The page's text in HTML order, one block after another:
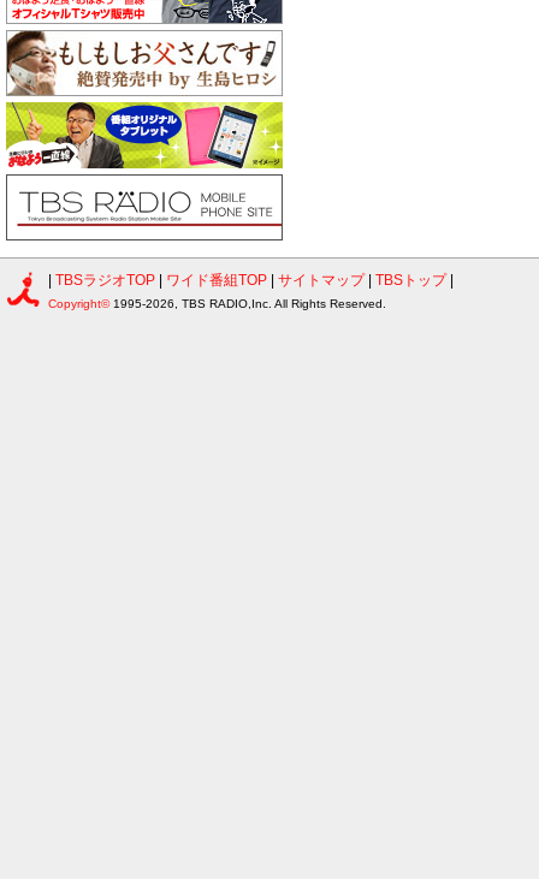
TBSラジオTOP ワイド番組TOP サイトマップ TBSトップ|
Copyright© 1995-2026, TBS RADIO,Inc. All Rights Reserved.